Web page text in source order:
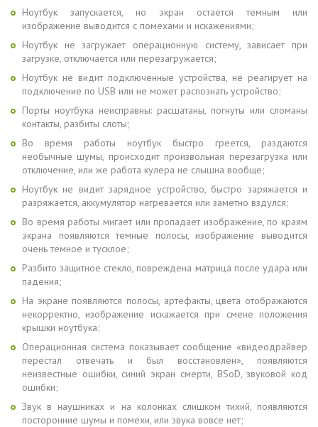
Ноутбук запускается, но экран остается темным или
изображение выводится с помехами и искажениями;
Ноутбук не загружает операционную систему, зависает при
загрузке, отключается или перезагружается;
Ноутбук не видит подключенные устройства, не реагирует на
подключение по USB или не может распознать устройство;
Порты ноутбука неисправны: расшатаны, погнуты или сломаны
контакты, разбиты слоты;
Во время работы ноутбук быстро греется, раздаются
необычные шумы, происходит произвольная перезагрузка или
отключение, или же работа кулера не слышна вообще;
Ноутбук не видит зарядное устройство, быстро заряжается и
разряжается, аккумулятор нагревается или заметно вздулся;
Во время работы мигает или пропадает изображение, по краям
экрана появляются темные полосы, изображение выводится
очень темное и тусклое;
Разбито защитное стекло, повреждена матрица после удара или
падения;
На экране появляются полосы, артефакты, цвета отображаются
некорректно, изображение искажается при смене положения
крышки ноутбука;
Операционная система показывает сообщение «видеодрайвер
перестал отвечать и был восстановлен», появляются
неизвестные ошибки, синий экран смерти, BSoD, звуковой код
ошибки;
Звук в наушниках и на колонках слишком тихий, появляются
посторонние шумы и помехи, или звука вовсе нет;